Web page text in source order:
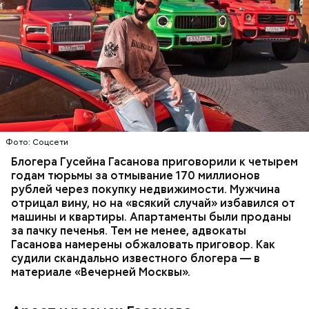
Фото: Соцсети
Блогера Гусейна Гасанова приговорили к четырем
годам тюрьмы за отмывание 170 миллионов
рублей через покупку недвижимости. Мужчина
отрицал вину, но на «всякий случай» избавился от
машины и квартиры. Апартаменты были проданы
за пачку печенья. Тем не менее, адвокаты
Гасанова намерены обжаловать приговор. Как
судили скандально известного блогера — в
материале «Вечерней Москвы».
В мае 2025 года МВД РФ объявило в
международный розыскблогера Гусейна Гасанова.
В его отношении возбудили уголовное дело о
неуплате налогов и легализации преступных
доходов в особо крупном размере. В тот же день
мужчину заочно арестовали.
Фото: База розыска МВД РФ
НАЛОГИ ПОИСК ЛЮДЕЙ ДЕНЬГИ
МВД
ГАСАН ГУСЕЙНОВ
Молодого человека задержали. На первом же
допросе он признался, что планировал отравить
только отчима. Тогда следователи посчитали, что
мотивом преступления была квартира родителей,
которая в случае их смерти перешла бы сыну. Но
спустя несколько дней Миссюра заявил, что ранее
уже травил других людей.